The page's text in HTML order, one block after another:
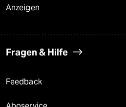
Anzeigen
Fragen & Hilfe
Feedback